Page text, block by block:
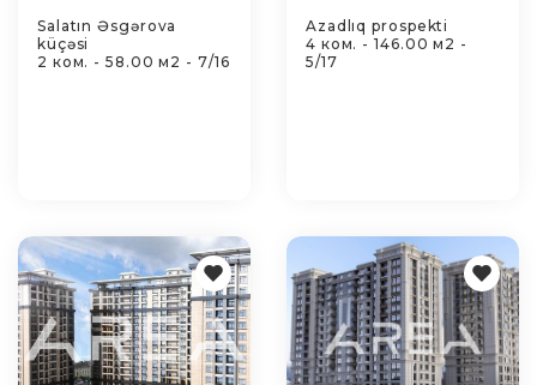
Salatın Əsgərova
küçəsi
2 ком. - 58.00 м2 - 7/16
Azadlıq prospekti
4 ком. - 146.00 м2 -
5/17